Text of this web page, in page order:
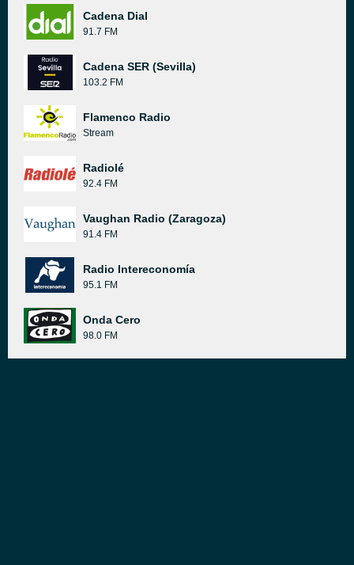
Cadena Dial
91.7 FM
Cadena SER (Sevilla)
103.2 FM
Flamenco Radio
Stream
Radiolé
92.4 FM
Vaughan Radio (Zaragoza)
91.4 FM
Radio Intereconomía
95.1 FM
Onda Cero
98.0 FM